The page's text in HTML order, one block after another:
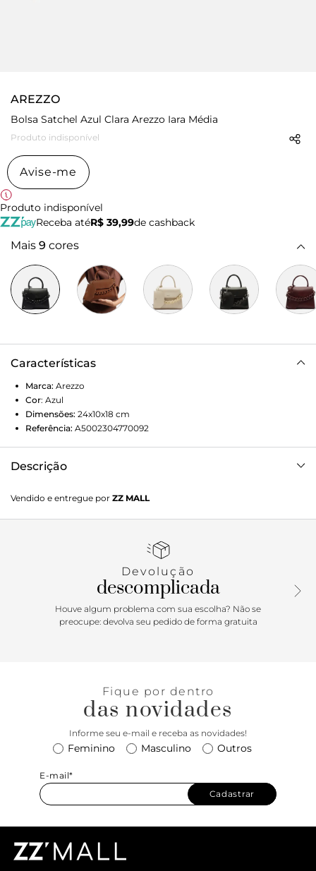
AREZZO
Bolsa Satchel Azul Clara Arezzo Iara Média
Produto indisponível
Avise-me
Produto indisponível
Receba atéR$ 39,99de cashback
Mais 9 cores
Características
Marca: Arezzo
Cor: Azul
Dimensões: 24x10x18 cm
Referência: A5002304770092
Descrição
estruturado e acabamento liso. Traz alça lateral fina com
regulagem, alça de mão e corrente em acrílico da cor da
fecho em tampo frontal, com recorte geométrico, e imã
pouch com fecho em zíper, puxador e preso à alça da bolsa
Vendido e entregue por ZZ MALL
Devolução
descomplicada
Houve algum problema com sua escolha? Não se
preocupe: devolva seu pedido de forma gratuita
Fique por dentro
das novidades
Informe seu e-mail e receba as novidades!
Feminino Masculino Outros
E-mail*
Cadastrar